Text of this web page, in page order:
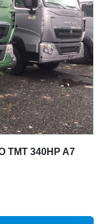
TMT 340HP A7